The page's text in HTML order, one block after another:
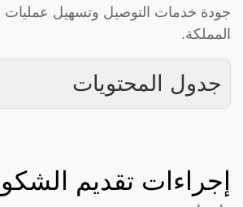
جودة خدمات التوصيل وتسهيل عمليات
المملكة.
جدول المحتويات
إجراءات تقديم